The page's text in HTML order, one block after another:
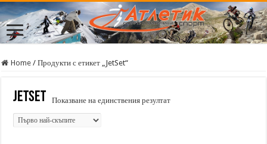
Home / Продукти с етикет „JetSet“
JetSet Показване на единствения резултат